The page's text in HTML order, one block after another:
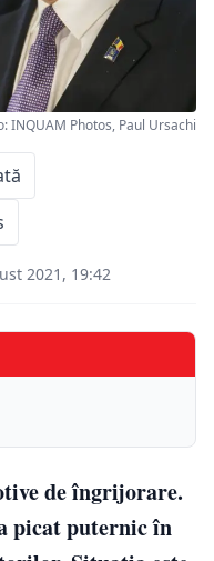
INQUAM Photos, Paul Ursachi
2021, 19:42
de îngrijorare.
picat puternic în